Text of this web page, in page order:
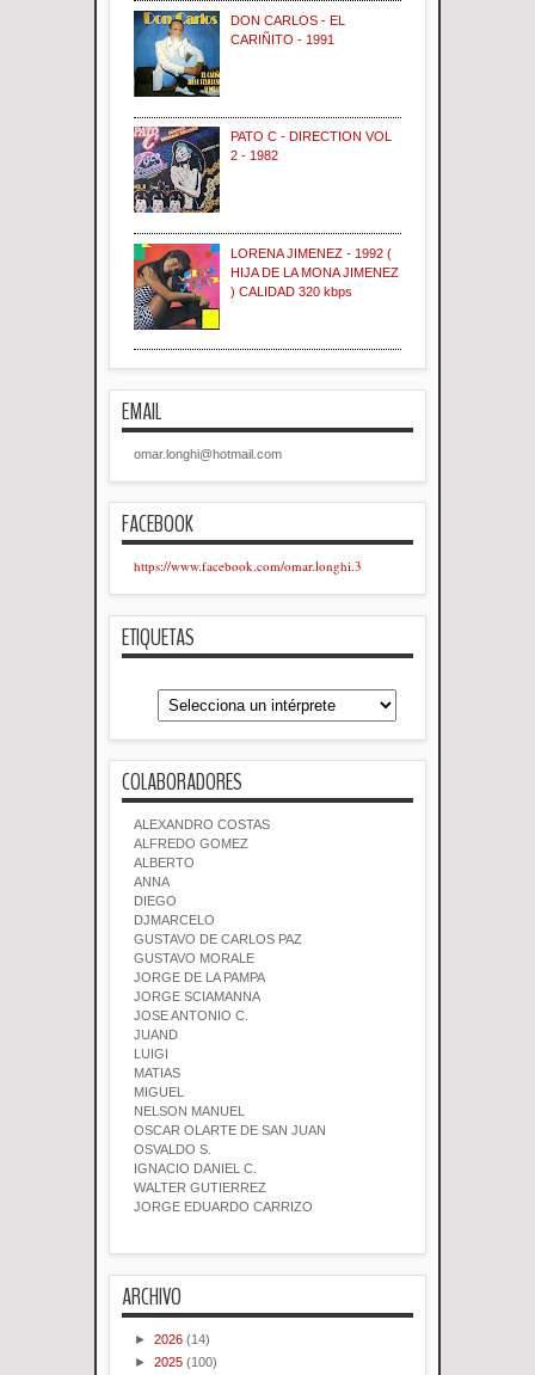
DON CARLOS - EL
CARIÑITO - 1991
PATO C - DIRECTION VOL
2 - 1982
LORENA JIMENEZ - 1992 (
HIJA DE LA MONA JIMENEZ
) CALIDAD 320 kbps
EMAIL
omar.longhi@hotmail.com
FACEBOOK
https://www.facebook.com/omar.longhi.3
ETIQUETAS
COLABORADORES
ALEXANDRO COSTAS
ALFREDO GOMEZ
ALBERTO
ANNA
DIEGO
DJMARCELO
GUSTAVO DE CARLOS PAZ
GUSTAVO MORALE
JORGE DE LA PAMPA
JORGE SCIAMANNA
JOSE ANTONIO C.
JUAND
LUIGI
MATIAS
MIGUEL
NELSON MANUEL
OSCAR OLARTE DE SAN JUAN
OSVALDO S.
IGNACIO DANIEL C.
WALTER GUTIERREZ
JORGE EDUARDO CARRIZO
ARCHIVO
► 2026 (14)
► 2025 (100)